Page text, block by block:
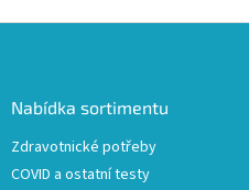
Nabídka sortimentu
Zdravotnické potřeby
COVID a ostatní testy